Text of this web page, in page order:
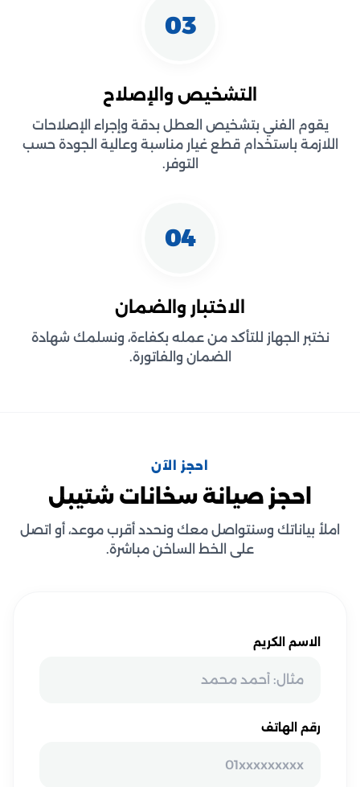
03
التشخيص والإصلاح
يقوم الفني بتشخيص العطل بدقة وإجراء الإصلاحات
اللازمة باستخدام قطع غيار مناسبة وعالية الجودة حسب
التوفر.
04
الاختبار والضمان
نختبر الجهاز للتأكد من عمله بكفاءة، ونسلمك شهادة
الضمان والفاتورة.
احجز الآن
احجز صيانة سخانات شتيبل
املأ بياناتك وسنتواصل معك ونحدد أقرب موعد، أو اتصل
على الخط الساخن مباشرة.
الاسم الكريم
رقم الهاتف